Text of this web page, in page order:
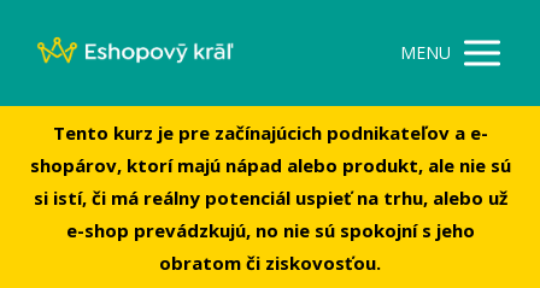
MENU
Tento kurz je pre začínajúcich podnikateľov a e-
shopárov, ktorí majú nápad alebo produkt, ale nie sú
si istí, či má reálny potenciál uspieť na trhu, alebo už
e-shop prevádzkujú, no nie sú spokojní s jeho
obratom či ziskovosťou.